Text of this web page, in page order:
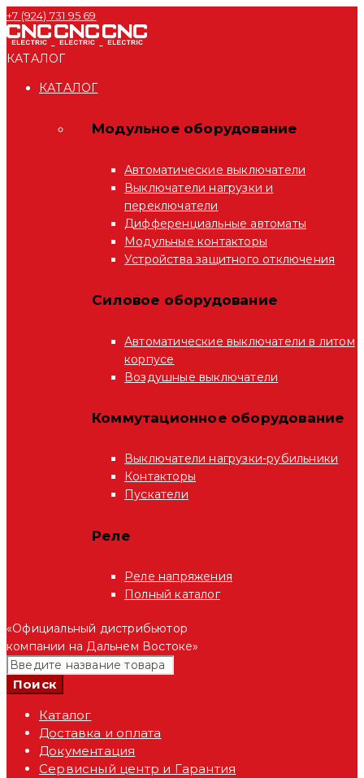
+7 (924) 731 95 69
КАТАЛОГ
КАТАЛОГ
Модульное оборудование
Автоматические выключатели
Выключатели нагрузки и
переключатели
Дифференциальные автоматы
Модульные контакторы
Устройства защитного отключения
Силовое оборудование
Автоматические выключатели в литом
корпусе
Воздушные выключатели
Коммутационное оборудование
Выключатели нагрузки-рубильники
Контакторы
Пускатели
Реле
Реле напряжения
Полный каталог
«Официальный дистрибьютор
компании на Дальнем Востоке»
Каталог
Доставка и оплата
Документация
Сервисный центр и Гарантия